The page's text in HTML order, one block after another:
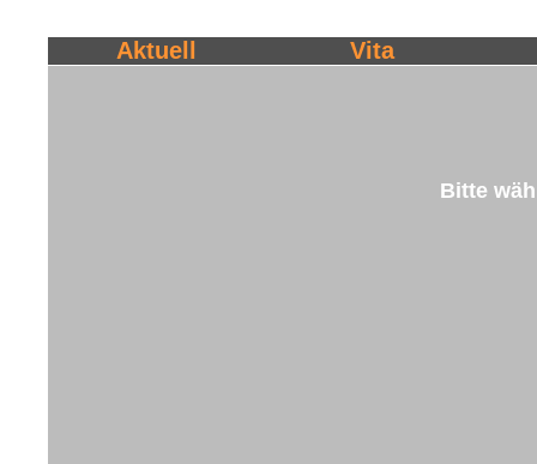
Aktuell Vita
Bitte